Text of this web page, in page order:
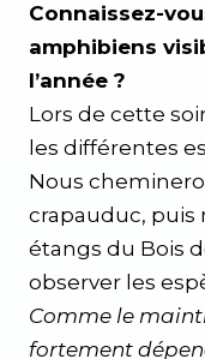
Connaissez-
amphibiens
l’année ?
Lors de cette
les différentes
Nous
crapauduc, puis
étangs du Bois
observer les
Comme le
fortement